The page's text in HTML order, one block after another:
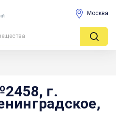
Москва
г.